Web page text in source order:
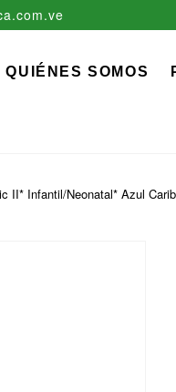
EDS,
QUIÉNES SOMOS
II* Infantil/Neonatal* Azul